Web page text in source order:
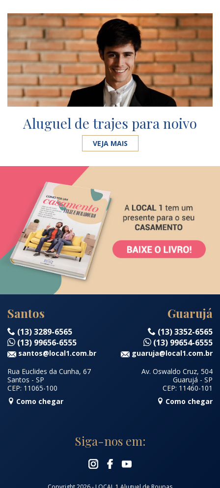
Aluguel de trajes para noivo
VEJA MAIS
Santos
(13) 3289-6565
(13) 99656-6555
santos@local1.com.br
Rua Euclides da Cunha, 67
Santos - SP
CEP: 11065-100
Como chegar
Guarujá
(13) 3352-6565
(13) 99654-6555
guaruja@local1.com.br
Av. Oswaldo Cruz, 504
Guarujá - SP
CEP: 11460-101
Como chegar
Siga-nos em: